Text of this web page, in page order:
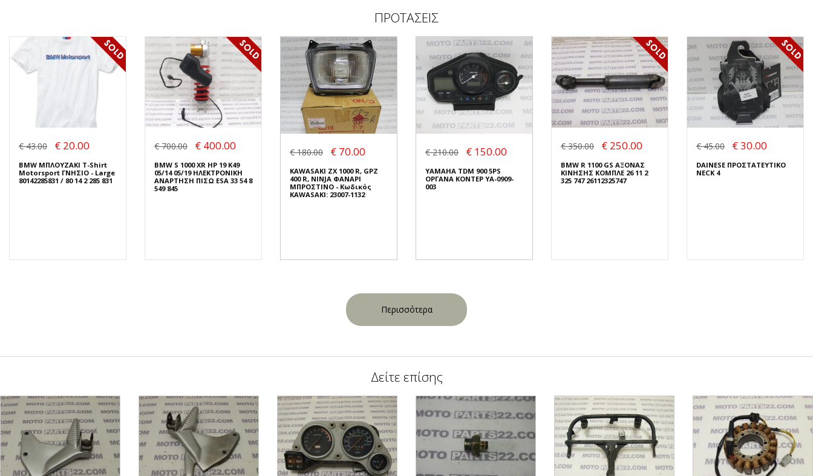
ΠΡΟΤΑΣΕΙΣ
€ 43.00 € 20.00
BMW ΜΠΛΟΥΖΑΚΙ T-Shirt
Motorsport ΓΝΗΣΙΟ - Large
80142285831 / 80 14 2 285 831
€ 700.00 € 400.00
BMW S 1000 XR HP 19 K49
05/14 05/19 ΗΛΕΚΤΡΟΝΙΚΗ
ΑΝΑΡΤΗΣΗ ΠΙΣΩ ESA 33 54 8
549 845
€ 180.00 € 70.00
KAWASAKI ZX 1000 R, GPZ
400 R, NINJA ΦΑΝΑΡΙ
ΜΠΡΟΣΤΙΝΟ - Κωδικός
KAWASAKI: 23007-1132
€ 210.00 € 150.00
YAMAHA TDM 900 5PS
ΟΡΓΑΝΑ ΚΟΝΤΕΡ YA-0909-
003
€ 350.00 € 250.00
BMW R 1100 GS ΑΞΟΝΑΣ
ΚΙΝΗΣΗΣ ΚΟΜΠΛΕ 26 11 2
325 747 26112325747
€ 45.00 € 30.00
DAINESE ΠΡΟΣΤΑΤΕΥΤΙΚΟ
NECK 4
Περισσότερα
Δείτε επίσης